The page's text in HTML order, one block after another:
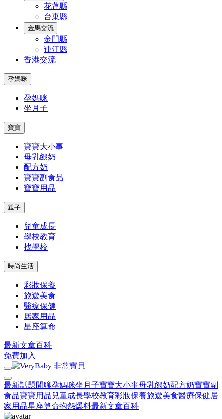
花蓮縣
台東縣
金馬交流
金門縣
連江縣
香港交流
孕媽咪
孕媽咪
坐月子
寶寶
寶寶大小事
母乳餵奶
配方奶
寶寶副食品
寶寶用品
親子
兒童成長
學校教育
找學校
時尚生活
彩妝保養
旅遊美食
醫療保健
居家用品
星座算命
最新文章百科
免費加入
最新話題 閒聊孕媽咪坐月子寶寶大小事母乳餵奶配方奶寶寶副
食品寶寶用品兒童成長學校教育彩妝保養旅遊美食醫療保健居
家用品星座算命抱怨爆料最新文章百科